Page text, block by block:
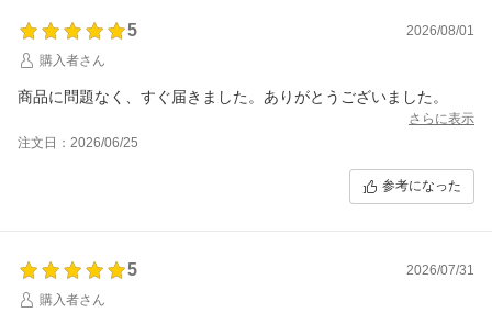
5
2026/08/01
購入者さん
商品に問題なく、すぐ届きました。ありがとうございました。
さらに表示
注文日：2026/06/25
参考になった
5
2026/07/31
購入者さん